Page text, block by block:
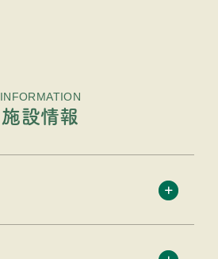
INFORMATION
施設情報